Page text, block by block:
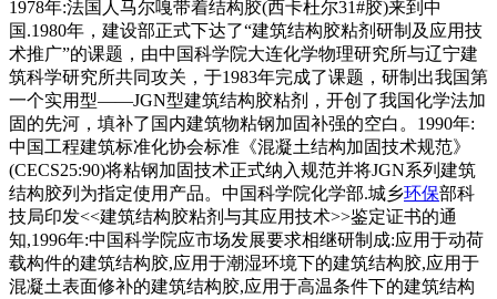
1978年:法国人马尔嘎带着结构胶(西卡杜尔31#胶)来到中
国.1980年，建设部正式下达了“建筑结构胶粘剂研制及应用技
术推广”的课题，由中国科学院大连化学物理研究所与辽宁建
筑科学研究所共同攻关，于1983年完成了课题，研制出我国第
一个实用型——JGN型建筑结构胶粘剂，开创了我国化学法加
固的先河，填补了国内建筑物粘钢加固补强的空白。1990年:
中国工程建筑标准化协会标准《混凝土结构加固技术规范》
(CECS25:90)将粘钢加固技术正式纳入规范并将JGN系列建筑
结构胶列为指定使用产品。中国科学院化学部.城乡环保部科
技局印发<<建筑结构胶粘剂与其应用技术>>鉴定证书的通
知,1996年:中国科学院应市场发展要求相继研制成:应用于动荷
载构件的建筑结构胶,应用于潮湿环境下的建筑结构胶,应用于
混凝土表面修补的建筑结构胶,应用于高温条件下的建筑结构